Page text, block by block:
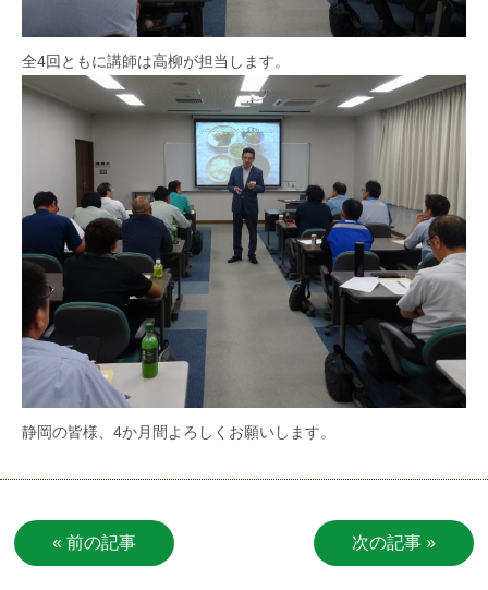
全4回ともに講師は高柳が担当します。
静岡の皆様、4か月間よろしくお願いします。
« 前の記事 次の記事 »